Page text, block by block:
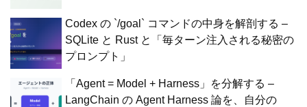
Codex の `/goal` コマンドの中身を解剖する –
SQLite と Rust と「毎ターン注入される秘密の
プロンプト」
「Agent = Model + Harness」を分解する –
LangChain の Agent Harness 論を、自分の